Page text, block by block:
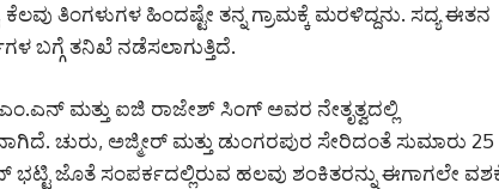
ತಿಂಗಳುಗಳ ಹಿಂದಷ್ಟೇ ತನ್ನ ಗ್ರಾಮಕ್ಕೆ ಮರಳಿದ್ದನು. ಸದ್ಯ ಈತನ
ತನಿಖೆ ನಡೆಸಲಾಗುತ್ತಿದೆ.
ಮತ್ತು ಐಜಿ ರಾಜೇಶ್ ಸಿಂಗ್ ಅವರ ನೇತೃತ್ವದಲ್ಲಿ
ಚುರು, ಅಜ್ಮೀರ್ ಮತ್ತು ಡುಂಗರಪುರ ಸೇರಿದಂತೆ ಸುಮಾರು 25
ಭಟ್ಟಿ ಜೊತೆ ಸಂಪರ್ಕದಲ್ಲಿರುವ ಹಲವು ಶಂಕಿತರನ್ನು ಈಗಾಗಲೇ